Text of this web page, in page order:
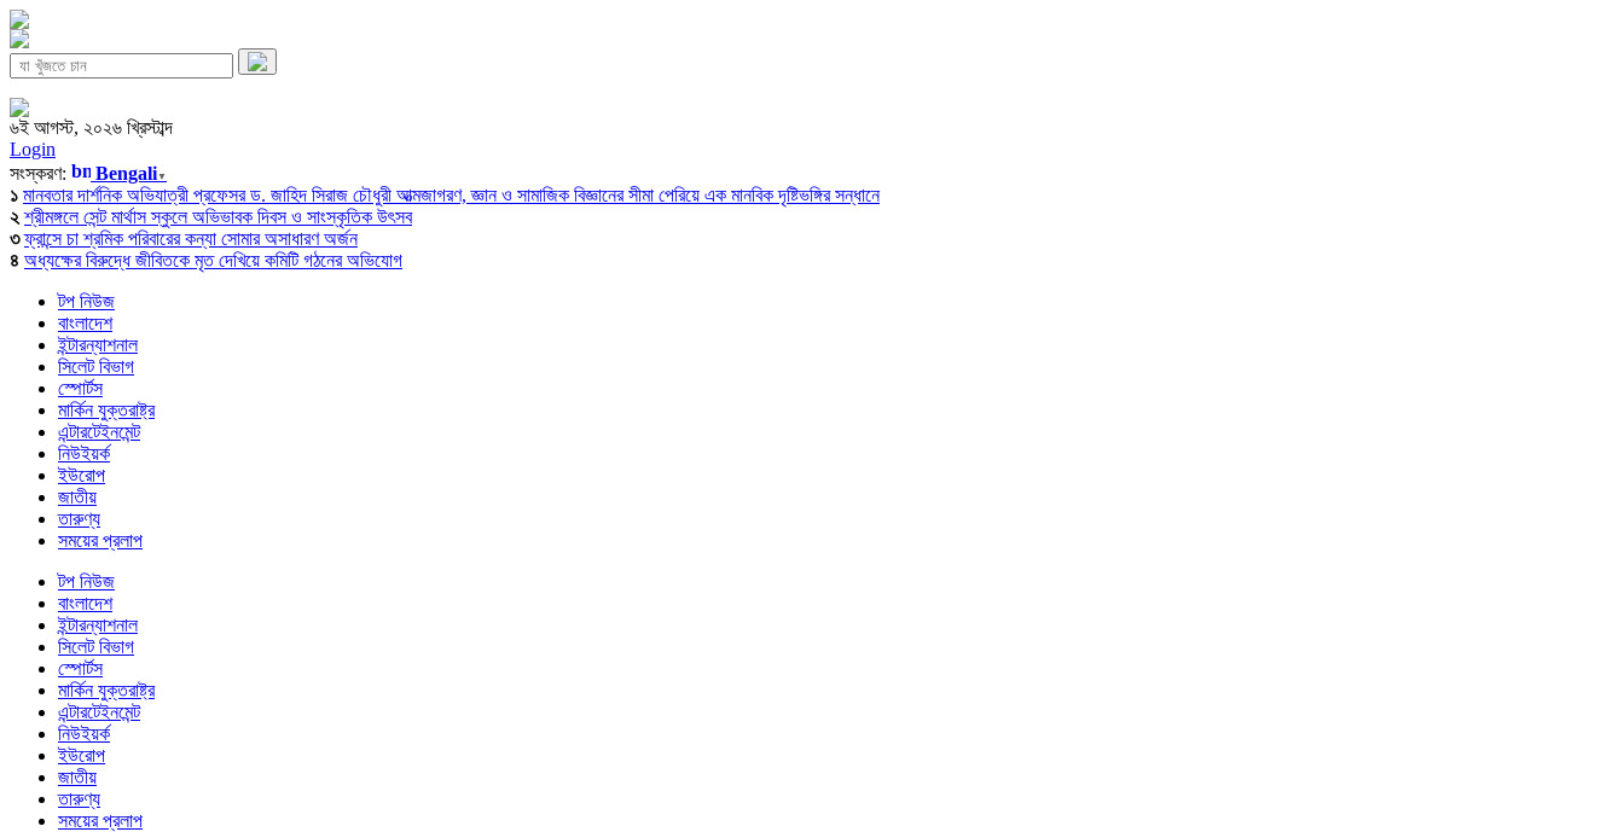
৬ই আগস্ট, ২০২৬ খ্রিস্টাব্দ
Login
সংস্করণ:
Bengali▼
১ মানবতার দার্শনিক অভিযাত্রী প্রফেসর ড. জাহিদ সিরাজ চৌধুরী আত্মজাগরণ, জ্ঞান ও সামাজিক বিজ্ঞানের সীমা পেরিয়ে এক মানবিক দৃষ্টিভঙ্গির সন্ধানে
২ শ্রীমঙ্গলে সেন্ট মার্থাস স্কুলে অভিভাবক দিবস ও সাংস্কৃতিক উৎসব
৩ ফ্রান্সে চা শ্রমিক পরিবারের কন্যা সোমার অসাধারণ অর্জন
৪ অধ্যক্ষের বিরুদ্ধে জীবিতকে মৃত দেখিয়ে কমিটি গঠনের অভিযোগ
টপ নিউজ
বাংলাদেশ
ইন্টারন্যাশনাল
সিলেট বিভাগ
স্পোর্টস
মার্কিন যুক্তরাষ্ট্র
এন্টারটেইনমেন্ট
নিউইয়র্ক
ইউরোপ
জাতীয়
তারুণ্য
সময়ের প্রলাপ
টপ নিউজ
বাংলাদেশ
ইন্টারন্যাশনাল
সিলেট বিভাগ
স্পোর্টস
মার্কিন যুক্তরাষ্ট্র
এন্টারটেইনমেন্ট
নিউইয়র্ক
ইউরোপ
জাতীয়
তারুণ্য
সময়ের প্রলাপ